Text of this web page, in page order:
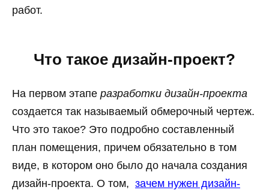
работ.
Что такое дизайн-проект?
На первом этапе разработки дизайн-проекта
создается так называемый обмерочный чертеж.
Что это такое? Это подробно составленный
план помещения, причем обязательно в том
виде, в котором оно было до начала создания
дизайн-проекта. О том, зачем нужен дизайн-